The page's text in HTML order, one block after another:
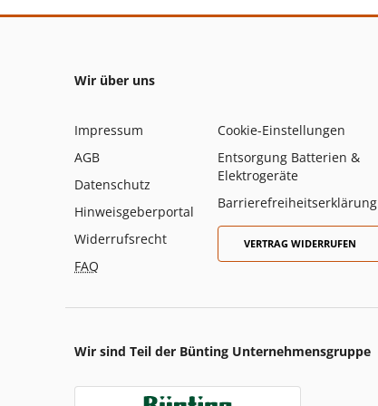
Wir über uns
Impressum
AGB
Datenschutz
Hinweisgeberportal
Widerrufsrecht
FAQ
Cookie-Einstellungen
Entsorgung Batterien &
Elektrogeräte
Barrierefreiheitserklärung
VERTRAG WIDERRUFEN
Wir sind Teil der Bünting Unternehmensgruppe